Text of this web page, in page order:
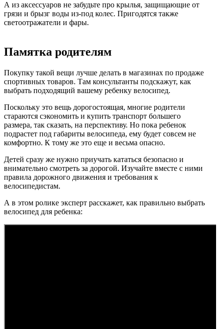
А из аксессуаров не забудьте про крылья, защищающие от
грязи и брызг воды из-под колес. Пригодятся также
светоотражатели и фары.
Памятка родителям
Покупку такой вещи лучше делать в магазинах по продаже
спортивных товаров. Там консультанты подскажут, как
выбрать подходящий вашему ребенку велосипед.
Поскольку это вещь дорогостоящая, многие родители
стараются сэкономить и купить транспорт большего
размера, так сказать, на перспективу. Но пока ребенок
подрастет под габариты велосипеда, ему будет совсем не
комфортно. К тому же это еще и весьма опасно.
Детей сразу же нужно приучать кататься безопасно и
внимательно смотреть за дорогой. Изучайте вместе с ними
правила дорожного движения и требования к
велосипедистам.
А в этом ролике эксперт расскажет, как правильно выбрать
велосипед для ребенка: